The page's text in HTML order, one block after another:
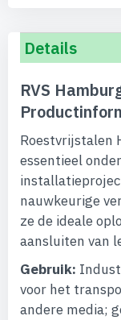
Details
RVS
Roestvrijstalen
essentieel
nauwkeurige
ze de ideale
aansluiten van
Gebruik:
voor het
andere media;